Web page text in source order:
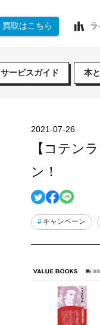
買取はこちら ラ
サービスガイド 本
2021-07-26
【コテン
ン！
キャンペーン